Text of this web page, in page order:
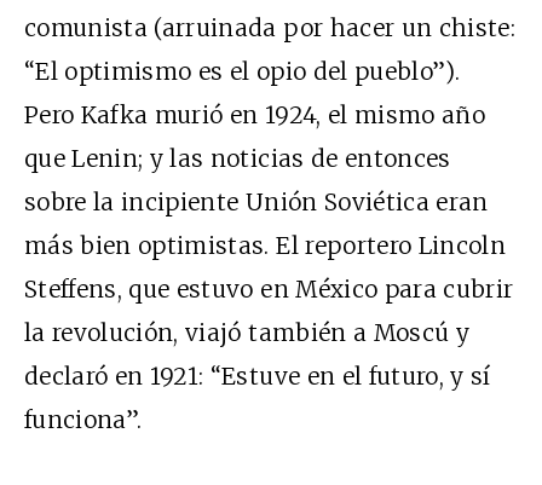
comunista (arruinada por hacer un chiste:
“El optimismo es el opio del pueblo”).
Pero Kafka murió en 1924, el mismo año
que Lenin; y las noticias de entonces
sobre la incipiente Unión Soviética eran
más bien optimistas. El reportero Lincoln
Steffens, que estuvo en México para cubrir
la revolución, viajó también a Moscú y
declaró en 1921: “Estuve en el futuro, y sí
funciona”.